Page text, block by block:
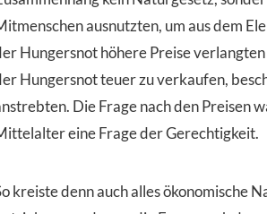
ausnutzten, um aus dem
Hungersnot höhere Preise
Hungersnot teuer zu verkaufen,
Die Frage nach den Preisen
eine Frage der Gerechtigkeit.
kreiste denn auch alles ökonomische